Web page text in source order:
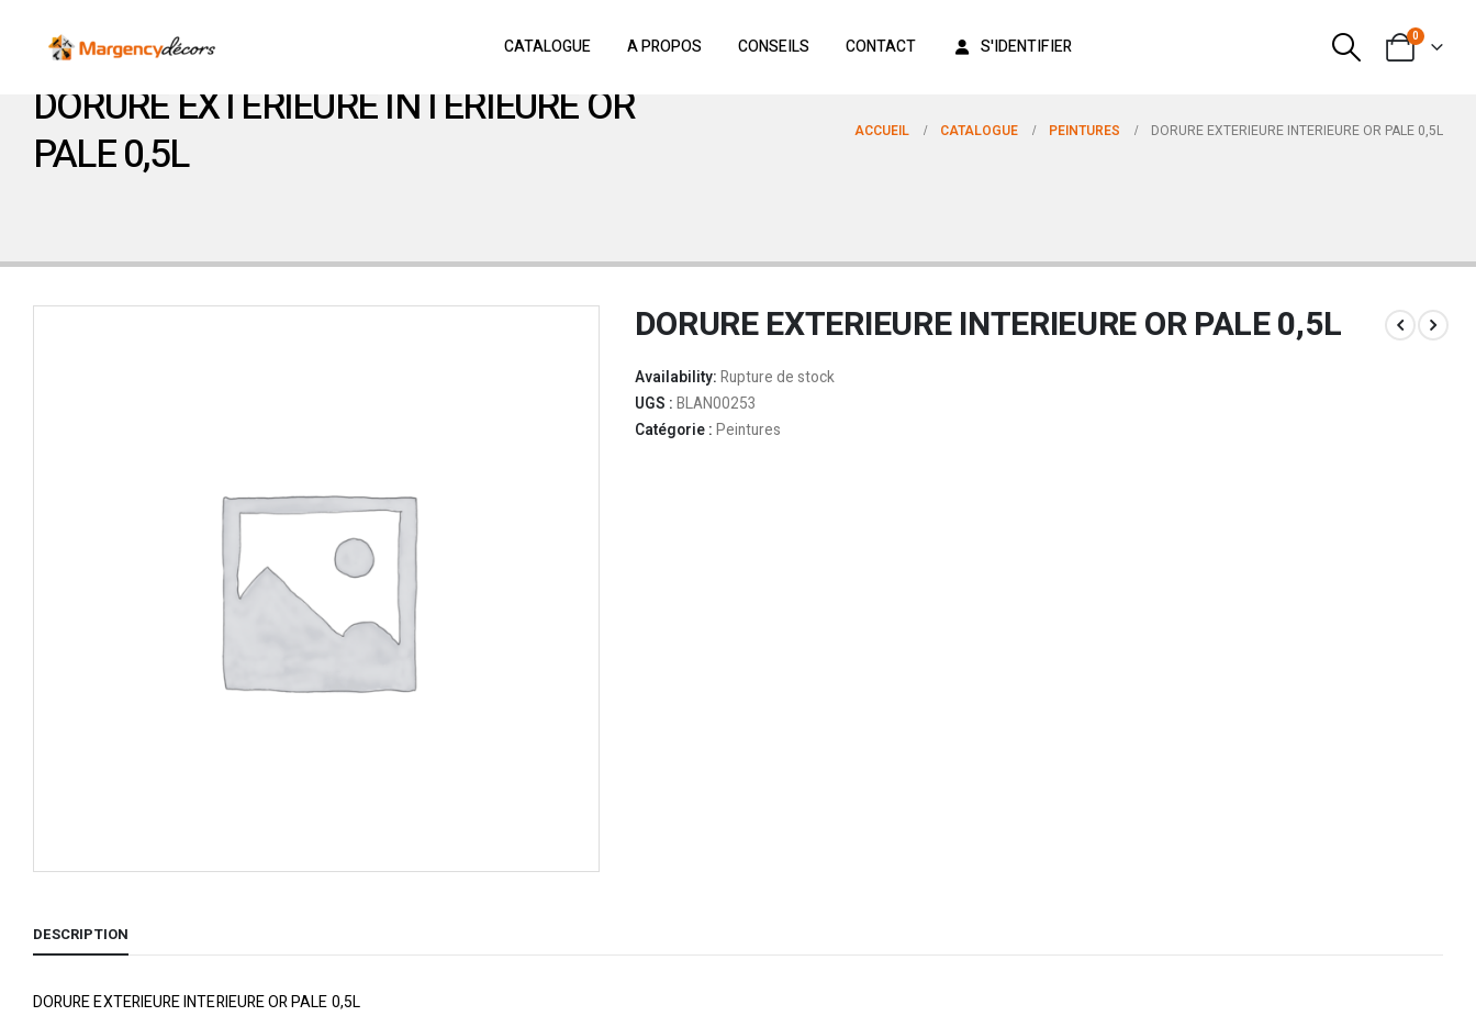
CATALOGUE A PROPOS CONSEILS CONTACT S'IDENTIFIER 0
DORURE EXTERIEURE INTERIEURE OR
PALE 0,5L
ACCUEIL CATALOGUE PEINTURES DORURE EXTERIEURE INTERIEURE OR PALE 0,5L
DORURE EXTERIEURE INTERIEURE OR PALE 0,5L
Availability: Rupture de stock
UGS : BLAN00253
Catégorie : Peintures
DESCRIPTION
DORURE EXTERIEURE INTERIEURE OR PALE 0,5L